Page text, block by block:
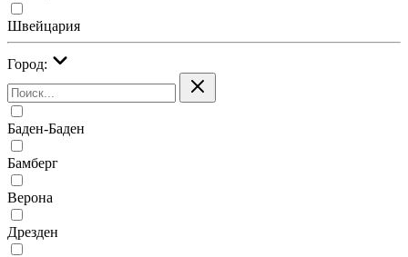
Швейцария
Город:
Баден-Баден
Бамберг
Верона
Дрезден